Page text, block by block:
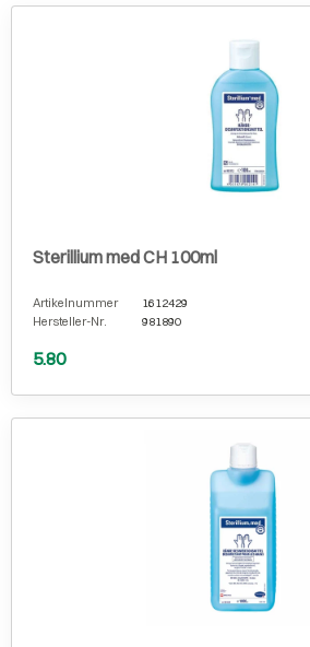
Sterillium med CH 100ml
Artikelnummer
1612429
Hersteller-Nr.
981890
5.80